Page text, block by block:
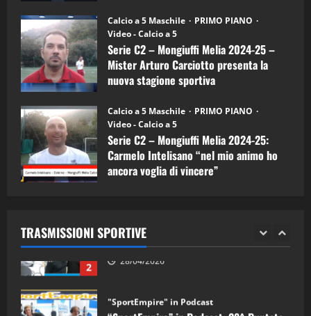
Calcio a 5 Maschile
PRIMO PIANO
Video - Calcio a 5
Serie C2 – Mongiuffi Melia 2024-25 –
Mister Arturo Carciotto presenta la
nuova stagione sportiva
Calcio a 5 Maschile
PRIMO PIANO
Video - Calcio a 5
Serie C2 – Mongiuffi Melia 2024-25:
Carmelo Intelisano “nel mio animo ho
ancora voglia di vincere”
TRASMISSIONI SPORTIVE
5
“SportEmpire” in Podcast: 26^ Puntata
(Martedi 07 Aprile 2026)
08/04/2026
1
“SportEmpire” in Podcast: 30^ Puntata
(Martedi 05 Maggio 2026)
08/05/2026
2 28/04/2026
(Martedi 21 Aprile 2026)